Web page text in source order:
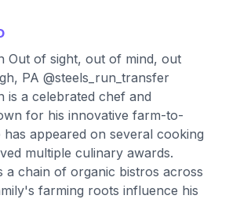
Out of sight, out of mind, out
PA @steels_run_transfer
is a celebrated chef and
for his innovative farm-to-
has appeared on several cooking
multiple culinary awards.
a chain of organic bistros across
farming roots influence his